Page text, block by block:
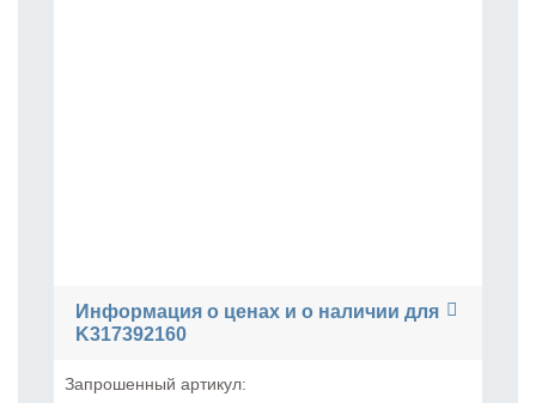
Информация о ценах и о наличии для
K317392160
Запрошенный артикул: